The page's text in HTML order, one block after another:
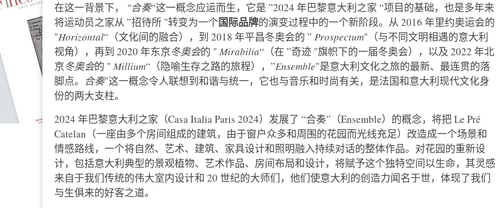
在这一背景下，
"合奏“这一概念应运而生，它是 ”2024 年巴黎意大利之家 “项目的基础，也是多年来
将运动员之家从 ”招待所 "转变为一个国际品牌的演变过程中的一个新阶段。从 2016 年里约奥运会的
"Horizontal“（文化间的融合），到 2018 年平昌冬奥会的 ” Prospectum"（与不同文明相遇的意大利
视角），再到 2020 年东京冬奥会的 " Mirabilia“（在 ”奇迹 "旗帜下的一届冬奥会），以及 2022 年北
京冬奥会的 " Millium“（隐喻生存之路的旅程），”Ensemble"是意大利文化之旅的最新、最连贯的落
脚点。
合奏"这一概念令人联想到和谐与统一，它也与音乐和时尚有关，是法国和意大利现代文化身
份的两大支柱。
2024 年巴黎意大利之家（Casa Italia Paris 2024）发展了 “合奏”（Ensemble）的概念，将把 Le Pré
Catelan（一座由多个房间组成的建筑，由于窗户众多和周围的花园而光线充足）改造成一个场景和
情感路线，一个将自然、艺术、建筑、家具设计和照明融入持续对话的整体作品。对花园的重新设
计，包括意大利典型的景观植物、艺术作品、房间布局和设计，将赋予这个独特空间以生命，其灵感
来自于我们传统的伟大室内设计和 20 世纪的大师们，他们使意大利的创造力闻名于世，体现了我们
与生俱来的好客之道。